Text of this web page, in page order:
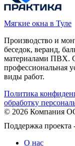
Мягкие окна в Туле
Производство и
беседок, веранд,
материалами ПВХ.
профессиональная
виды работ.
Политика
обработку
© 2026 Компания
Поддержка проекта
О нас